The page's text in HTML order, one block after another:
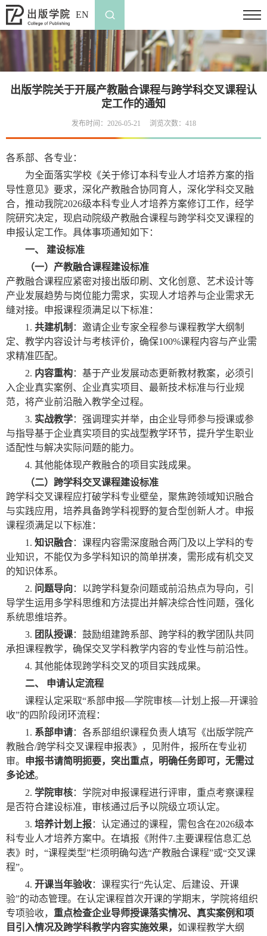
EN
出版学院关于开展产教融合课程与跨学科交叉课程认
定工作的通知
发布时间：2026-05-21 浏览次数： 418
各系部、各专业：
为全面落实学校《关于修订本科专业人才培养方案的指
导性意见》要求，深化产教融合协同育人，深化学科交叉融
合，推动我院2026级本科专业人才培养方案修订工作，经学
院研究决定，现启动院级产教融合课程与跨学科交叉课程的
申报认定工作。具体事项通知如下：
一、 建设标准
（一）产教融合课程建设标准
产教融合课程应紧密对接出版印刷、文化创意、艺术设计等
产业发展趋势与岗位能力需求，实现人才培养与企业需求无
缝对接。申报课程须满足以下标准：
1. 共建机制 ：邀请企业专家全程参与课程教学大纲制
定、教学内容设计与考核评价，确保100%课程内容与产业需
求精准匹配。
2. 内容重构：基于产业发展动态更新教材教案，必须引
入企业真实案例、企业真实项目、最新技术标准与行业规
范，将产业前沿融入教学全过程。
3. 实战教学：强调理实并举，由企业导师参与授课或参
与指导基于企业真实项目的实战型教学环节，提升学生职业
适配性与解决实际问题的能力。
4. 其他能体现产教融合的项目实践成果。
（二）跨学科交叉课程建设标准
跨学科交叉课程应打破学科专业壁垒，聚焦跨领域知识融合
与实践应用，培养具备跨学科视野的复合型创新人才。申报
课程须满足以下标准：
1. 知识融合：课程内容需深度融合两门及以上学科的专
业知识，不能仅为多学科知识的简单拼凑，需形成有机交叉
的知识体系。
2. 问题导向 ：以跨学科复杂问题或前沿热点为导向，引
导学生运用多学科思维和方法提出并解决综合性问题，强化
系统思维培养。
3. 团队授课：鼓励组建跨系部、跨学科的教学团队共同
承担课程教学，确保交叉学科教学内容的专业性与前沿性。
4. 其他能体现跨学科交叉的项目实践成果。
二、 申请认定流程
课程认定采取“系部申报—学院审核—计划上报—开课验
收”的四阶段闭环流程：
1. 系部申请：各系部组织课程负责人填写《出版学院产
教融合/跨学科交叉课程申报表》，见附件，报所在专业初
审。 申报书请简明扼要，突出重点，明确任务即可，无需过
多论述。
2. 学院审核：学院对申报课程进行评审，重点考察课程
是否符合建设标准，审核通过后予以院级立项认定。
3. 培养计划上报：认定通过的课程，需包含在2026级本
科专业人才培养方案中。在填报《附件7.主要课程信息汇总
表》时， “课程类型”栏须明确勾选“产教融合课程”或“交叉课
程”。
4. 开课当年验收：课程实行“先认定、后建设、开课
验”的动态管理。在认定课程首次开课的学期末，学院将组织
专项验收， 重点检查企业导师授课落实情况、真实案例和项
目引入情况及跨学科教学内容实施效果， 如课程教学大纲